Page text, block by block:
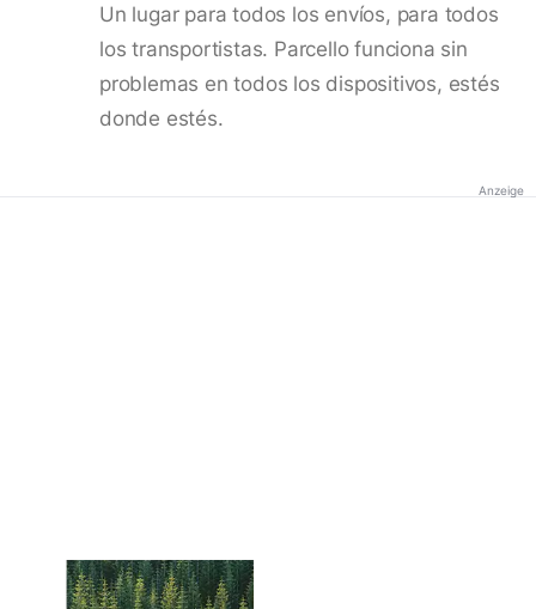
Un lugar para todos los envíos, para todos
los transportistas. Parcello funciona sin
problemas en todos los dispositivos, estés
donde estés.
Anzeige